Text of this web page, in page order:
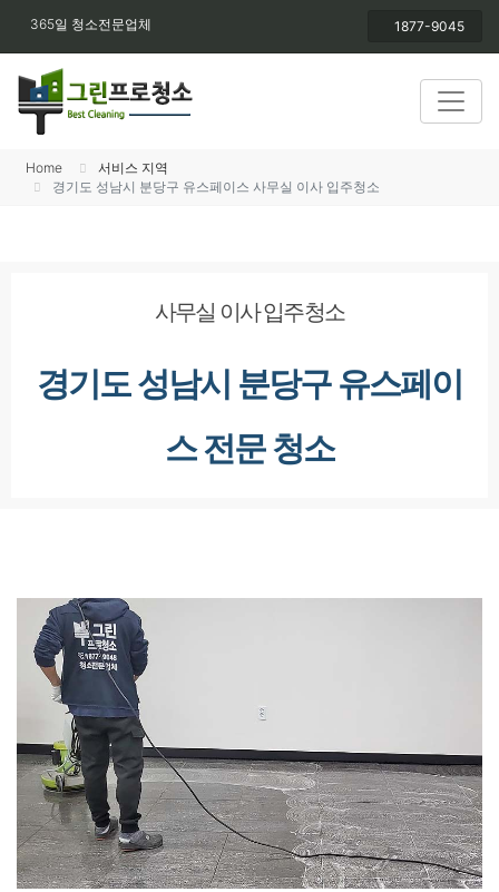
365일 청소전문업체 1877-9045
Home
서비스 지역
경기도 성남시 분당구 유스페이스 사무실 이사 입주청소
사무실 이사 입주청소
경기도 성남시 분당구 유스페이
스 전문 청소